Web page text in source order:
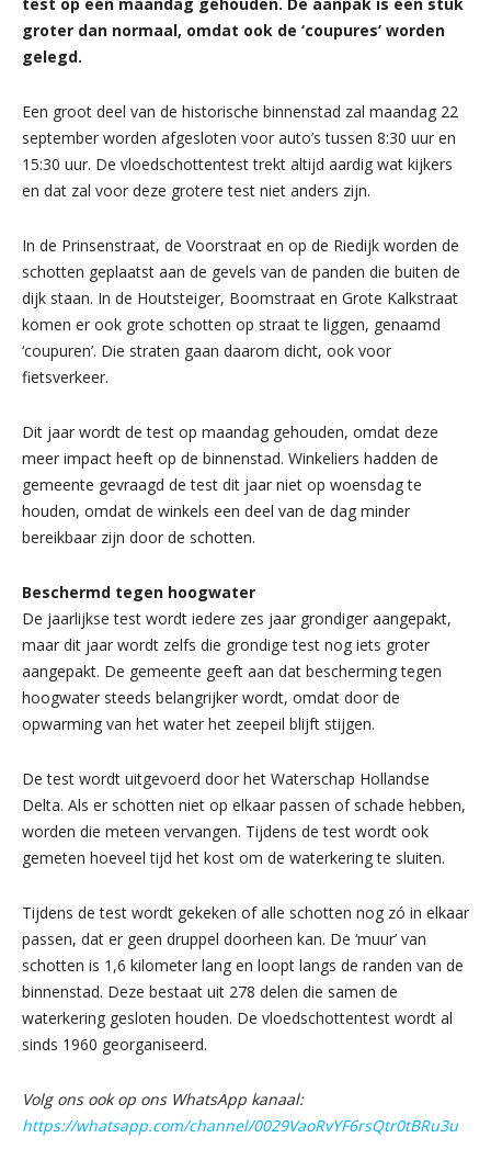
groter dan normaal, omdat ook de ‘coupures’ worden
gelegd.
Een groot deel van de historische binnenstad zal maandag 22
september worden afgesloten voor auto’s tussen 8:30 uur en
15:30 uur. De vloedschottentest trekt altijd aardig wat kijkers
en dat zal voor deze grotere test niet anders zijn.
In de Prinsenstraat, de Voorstraat en op de Riedijk worden de
schotten geplaatst aan de gevels van de panden die buiten de
dijk staan. In de Houtsteiger, Boomstraat en Grote Kalkstraat
komen er ook grote schotten op straat te liggen, genaamd
‘coupuren’. Die straten gaan daarom dicht, ook voor
fietsverkeer.
Dit jaar wordt de test op maandag gehouden, omdat deze
meer impact heeft op de binnenstad. Winkeliers hadden de
gemeente gevraagd de test dit jaar niet op woensdag te
houden, omdat de winkels een deel van de dag minder
bereikbaar zijn door de schotten.
Beschermd tegen hoogwater
De jaarlijkse test wordt iedere zes jaar grondiger aangepakt,
maar dit jaar wordt zelfs die grondige test nog iets groter
aangepakt. De gemeente geeft aan dat bescherming tegen
hoogwater steeds belangrijker wordt, omdat door de
opwarming van het water het zeepeil blijft stijgen.
De test wordt uitgevoerd door het Waterschap Hollandse
Delta. Als er schotten niet op elkaar passen of schade hebben,
worden die meteen vervangen. Tijdens de test wordt ook
gemeten hoeveel tijd het kost om de waterkering te sluiten.
Tijdens de test wordt gekeken of alle schotten nog zó in elkaar
passen, dat er geen druppel doorheen kan. De ‘muur’ van
schotten is 1,6 kilometer lang en loopt langs de randen van de
binnenstad. Deze bestaat uit 278 delen die samen de
waterkering gesloten houden. De vloedschottentest wordt al
sinds 1960 georganiseerd.
Volg ons ook op ons WhatsApp kanaal:
https://whatsapp.com/channel/0029VaoRvYF6rsQtr0tBRu3u